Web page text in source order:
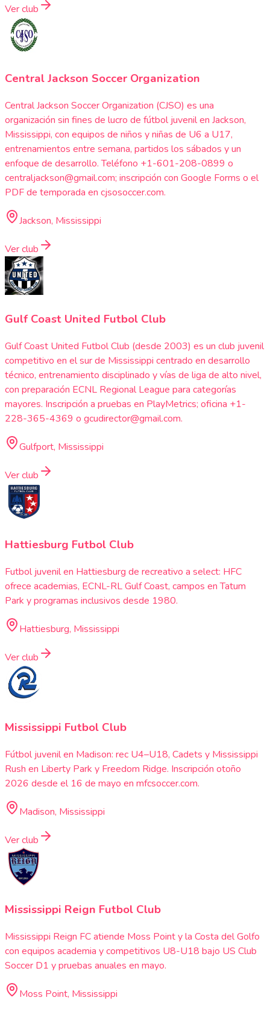
Ver club
Central Jackson Soccer Organization
Central Jackson Soccer Organization (CJSO) es una
organización sin fines de lucro de fútbol juvenil en Jackson,
Mississippi, con equipos de niños y niñas de U6 a U17,
entrenamientos entre semana, partidos los sábados y un
enfoque de desarrollo. Teléfono +1-601-208-0899 o
centraljackson@gmail.com; inscripción con Google Forms o el
PDF de temporada en cjsosoccer.com.
Jackson, Mississippi
Ver club
Gulf Coast United Futbol Club
Gulf Coast United Futbol Club (desde 2003) es un club juvenil
competitivo en el sur de Mississippi centrado en desarrollo
técnico, entrenamiento disciplinado y vías de liga de alto nivel,
con preparación ECNL Regional League para categorías
mayores. Inscripción a pruebas en PlayMetrics; oficina +1-
228-365-4369 o gcudirector@gmail.com.
Gulfport, Mississippi
Ver club
Hattiesburg Futbol Club
Futbol juvenil en Hattiesburg de recreativo a select: HFC
ofrece academias, ECNL-RL Gulf Coast, campos en Tatum
Park y programas inclusivos desde 1980.
Hattiesburg, Mississippi
Ver club
Mississippi Futbol Club
Fútbol juvenil en Madison: rec U4–U18, Cadets y Mississippi
Rush en Liberty Park y Freedom Ridge. Inscripción otoño
2026 desde el 16 de mayo en mfcsoccer.com.
Madison, Mississippi
Ver club
Mississippi Reign Futbol Club
Mississippi Reign FC atiende Moss Point y la Costa del Golfo
con equipos academia y competitivos U8-U18 bajo US Club
Soccer D1 y pruebas anuales en mayo.
Moss Point, Mississippi